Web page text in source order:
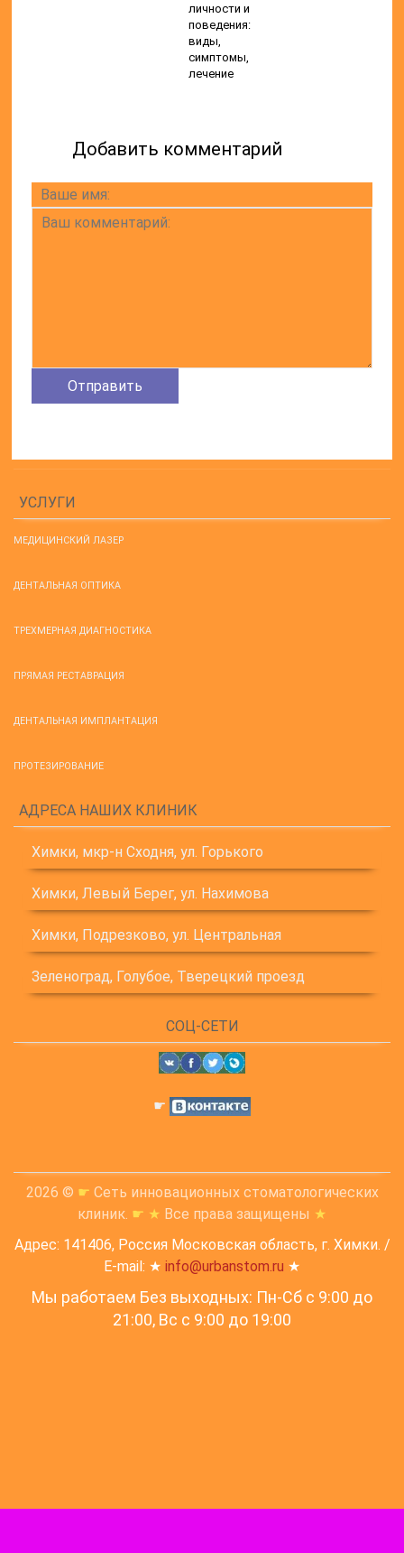
личности и
поведения:
виды,
симптомы,
лечение
Добавить комментарий
УСЛУГИ
МЕДИЦИНСКИЙ ЛАЗЕР
ДЕНТАЛЬНАЯ ОПТИКА
ТРЕХМЕРНАЯ ДИАГНОСТИКА
ПРЯМАЯ РЕСТАВРАЦИЯ
ДЕНТАЛЬНАЯ ИМПЛАНТАЦИЯ
ПРОТЕЗИРОВАНИЕ
АДРЕСА НАШИХ КЛИНИК
Химки, мкр-н Сходня, ул. Горького
Химки, Левый Берег, ул. Нахимова
Химки, Подрезково, ул. Центральная
Зеленоград, Голубое, Тверецкий проезд
СОЦ-СЕТИ
☛
2026 © ☛ Сеть инновационных стоматологических
клиник. ☛ ★ Все права защищены ★
Адрес: 141406, Россия Московская область, г. Химки. /
E-mail: ★ info@urbanstom.ru ★
Мы работаем Без выходных: Пн-Сб с 9:00 до
21:00, Вс c 9:00 до 19:00